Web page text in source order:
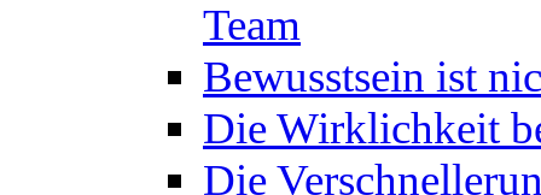
Team
Bewusstsein ist
Die Wirklichkeit
Die